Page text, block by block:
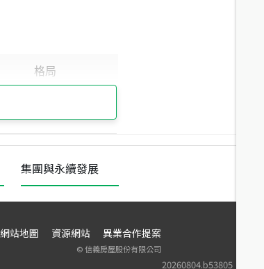
集團與永續發展
20260804.b53805
網站地圖 資源網站 異業合作提案
©信義房屋股份有限公司